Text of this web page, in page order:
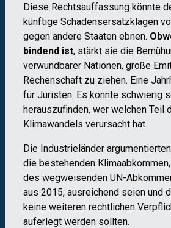
Diese Rechtsauffassung könnte
künftige Schadensersatzklagen
gegen andere Staaten ebnen.
bindend ist, stärkt sie die
verwundbarer Nationen, große
Rechenschaft zu ziehen. Eine
für Juristen. Es könnte schwierig
herauszufinden, wer welchen Teil
Klimawandels verursacht hat.
Die Industrieländer
die bestehenden
des wegweisenden UN-
aus 2015, ausreichend seien und
keine weiteren rechtlichen
auferlegt werden sollten.